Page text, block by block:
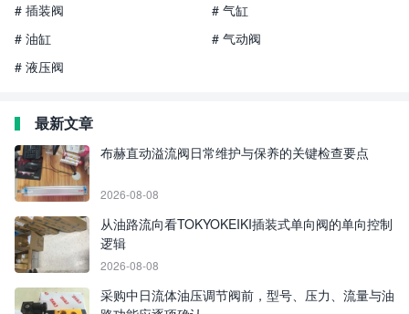
# 插装阀
# 气缸
# 油缸
# 气动阀
# 液压阀
最新文章
布赫直动溢流阀日常维护与保养的关键检查要点
2026-08-08
从油路流向看TOKYOKEIKI插装式单向阀的单向控制
逻辑
2026-08-08
采购中日流体油压调节阀前，型号、压力、流量与油